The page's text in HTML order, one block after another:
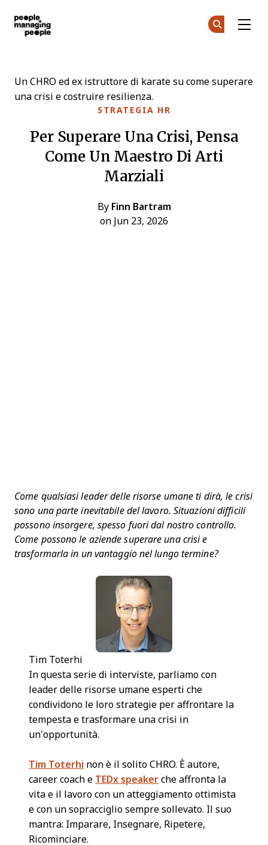
STRATEGIA HR
Per Superare Una Crisi, Pensa
Come Un Maestro Di Arti
Marziali
By Finn Bartram
on Jun 23, 2026
Un CHRO ed ex istruttore di karate su come superare
una crisi e costruire resilienza.
Come qualsiasi leader delle risorse umane ti dirà, le crisi
sono una parte inevitabile del lavoro. Situazioni difficili
possono insorgere, spesso fuori dal nostro controllo.
Come possono le aziende superare una crisi e
trasformarla in un vantaggio nel lungo termine?
Tim Toterhi
In questa serie di interviste, parliamo con
leader delle risorse umane esperti che
condividono le loro strategie per affrontare la
tempesta e trasformare una crisi in
un’opportunità.
Tim Toterhi non è il solito CHRO. È autore,
career coach e TEDx speaker che affronta la
vita e il lavoro con un atteggiamento ottimista
e con un sopracciglio sempre sollevato. Il suo
mantra: Imparare, Insegnare, Ripetere,
Ricominciare.